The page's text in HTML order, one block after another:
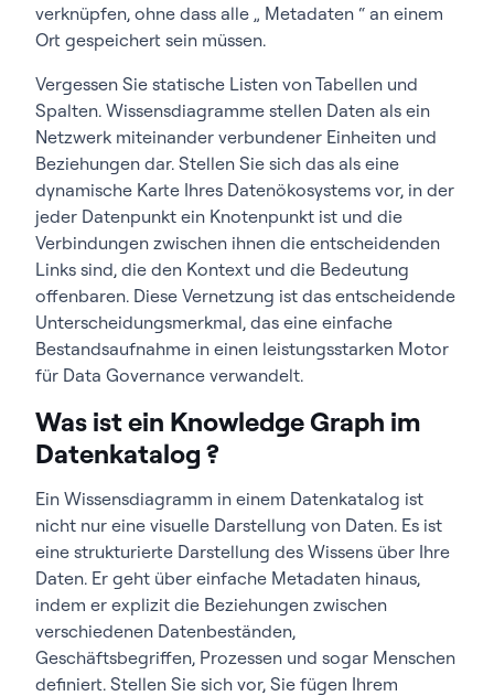
verknüpfen, ohne dass alle „ Metadaten “ an einem
Ort gespeichert sein müssen.
Vergessen Sie statische Listen von Tabellen und
Spalten. Wissensdiagramme stellen Daten als ein
Netzwerk miteinander verbundener Einheiten und
Beziehungen dar. Stellen Sie sich das als eine
dynamische Karte Ihres Datenökosystems vor, in der
jeder Datenpunkt ein Knotenpunkt ist und die
Verbindungen zwischen ihnen die entscheidenden
Links sind, die den Kontext und die Bedeutung
offenbaren. Diese Vernetzung ist das entscheidende
Unterscheidungsmerkmal, das eine einfache
Bestandsaufnahme in einen leistungsstarken Motor
für Data Governance verwandelt.
Was ist ein Knowledge Graph im
Datenkatalog ?
Ein Wissensdiagramm in einem Datenkatalog ist
nicht nur eine visuelle Darstellung von Daten. Es ist
eine strukturierte Darstellung des Wissens über Ihre
Daten. Er geht über einfache Metadaten hinaus,
indem er explizit die Beziehungen zwischen
verschiedenen Datenbeständen,
Geschäftsbegriffen, Prozessen und sogar Menschen
definiert. Stellen Sie sich vor, Sie fügen Ihrem